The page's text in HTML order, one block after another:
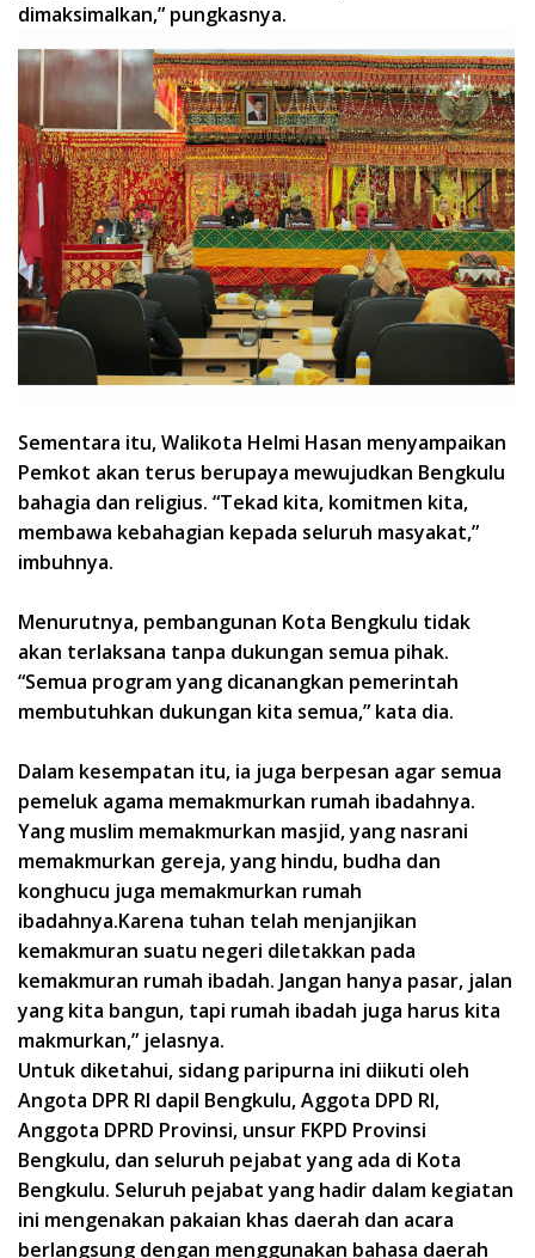
dimaksimalkan,” pungkasnya.
Sementara itu, Walikota Helmi Hasan menyampaikan
Pemkot akan terus berupaya mewujudkan Bengkulu
bahagia dan religius. “Tekad kita, komitmen kita,
membawa kebahagian kepada seluruh masyakat,”
imbuhnya.
Menurutnya, pembangunan Kota Bengkulu tidak
akan terlaksana tanpa dukungan semua pihak.
“Semua program yang dicanangkan pemerintah
membutuhkan dukungan kita semua,” kata dia.
Dalam kesempatan itu, ia juga berpesan agar semua
pemeluk agama memakmurkan rumah ibadahnya.
Yang muslim memakmurkan masjid, yang nasrani
memakmurkan gereja, yang hindu, budha dan
konghucu juga memakmurkan rumah
ibadahnya.Karena tuhan telah menjanjikan
kemakmuran suatu negeri diletakkan pada
kemakmuran rumah ibadah. Jangan hanya pasar, jalan
yang kita bangun, tapi rumah ibadah juga harus kita
makmurkan,” jelasnya.
Untuk diketahui, sidang paripurna ini diikuti oleh
Angota DPR RI dapil Bengkulu, Aggota DPD RI,
Anggota DPRD Provinsi, unsur FKPD Provinsi
Bengkulu, dan seluruh pejabat yang ada di Kota
Bengkulu. Seluruh pejabat yang hadir dalam kegiatan
ini mengenakan pakaian khas daerah dan acara
berlangsung dengan menggunakan bahasa daerah